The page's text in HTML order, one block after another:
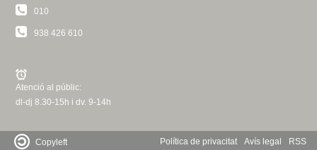
010
938 426 610
Atenció al públic:
dl-dj 8.30-15h i dv. 9-14h
Política de privacitat Avís legal RSS
Copyleft